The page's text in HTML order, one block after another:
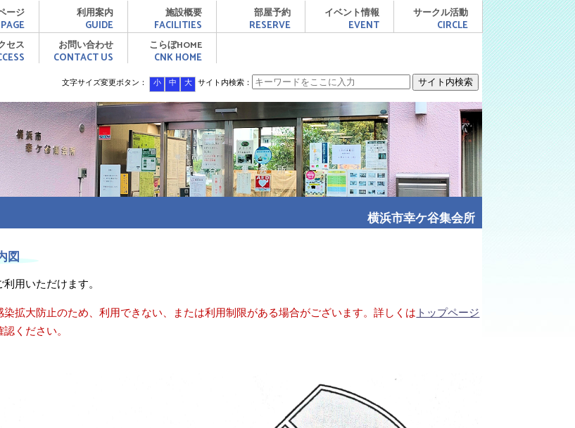
文字サイズ変更ボタン： 小 中 大 サイト内検索：
横浜市幸ケ谷集会所
図
用いただけます。
染拡大防止のため、利用できない、または利用制限がある場合がございます。詳しくは トップページ
ください。
メニュー
ージ 利用案内
GUIDE
施設概要
FACILITIES
部屋予約
RESERVE
イベント情報
EVENT
サークル活動
CIRCLE
セス お問い合わせ
CONTACT US
こらぼHOME
CNK HOME